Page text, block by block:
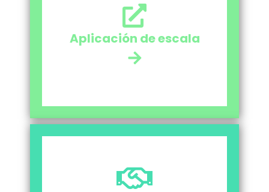
Aplicación de escala